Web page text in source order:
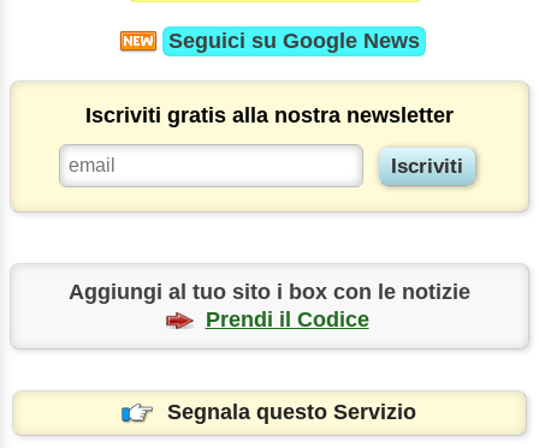
Seguici su Google News
Iscriviti gratis alla nostra newsletter
Aggiungi al tuo sito i box con le notizie
Prendi il Codice
Segnala questo Servizio